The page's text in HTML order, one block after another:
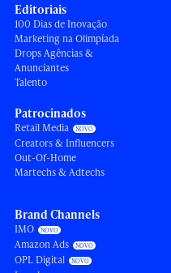
Editoriais
100 Dias de Inovação
Marketing na Olimpíada
Drops Agências &
Anunciantes
Talento
Patrocinados
Retail Media
Creators & Influencers
Out-Of-Home
Martechs & Adtechs
Brand Channels
IMO
Amazon Ads
OPL Digital